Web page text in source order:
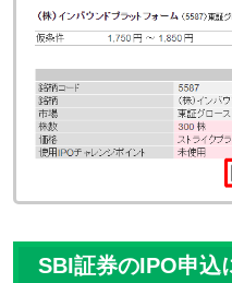
SBI証券のIPO申込